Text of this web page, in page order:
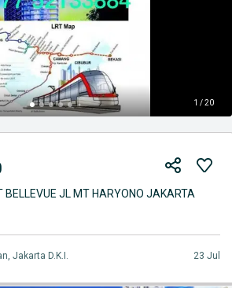
1 / 20
BELLEVUE JL MT HARYONO JAKARTA
Jakarta D.K.I. 23 Jul